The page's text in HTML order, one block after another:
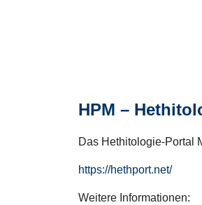
HPM –
Das Hethitologie-Portal
https://hethport.net/
Weitere Informationen: